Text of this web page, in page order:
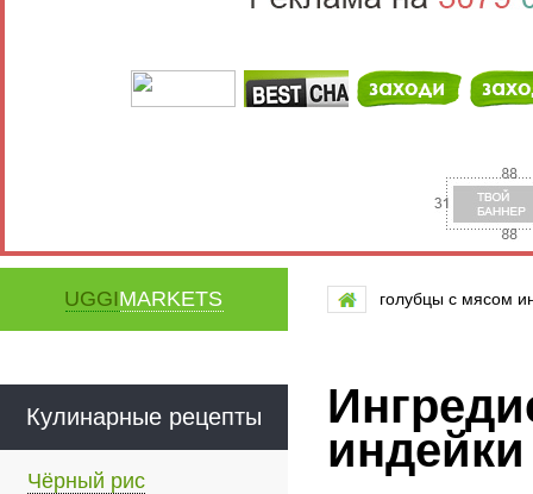
UGGIMARKETS голубцы с мясом
Кулинарные рецепты
Чёрный рис
индейки